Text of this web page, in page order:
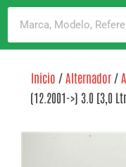
Inicio / Alternador /
(12.2001->) 3.0 [3,0